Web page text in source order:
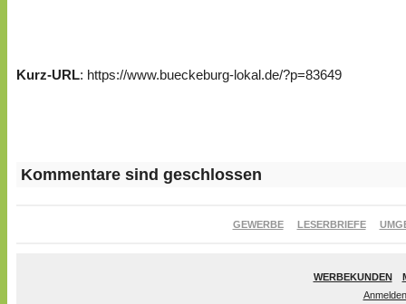
Kurz-URL: https://www.bueckeburg-lokal.de/?p=83649
Kommentare sind geschlossen
GEWERBE LESERBRIEFE
WERBEKUNDEN
Anmelden